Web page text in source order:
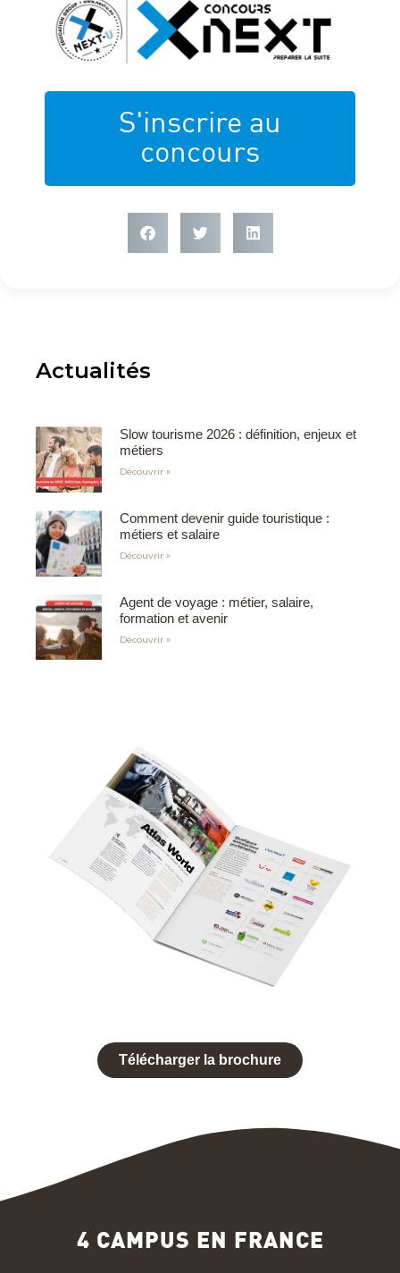
S'inscrire au
concours
Actualités
Slow tourisme 2026 : définition, enjeux et
métiers
Découvrir »
Comment devenir guide touristique :
métiers et salaire
Découvrir »
Agent de voyage : métier, salaire,
formation et avenir
Découvrir »
Télécharger la brochure
4 CAMPUS EN FRANCE